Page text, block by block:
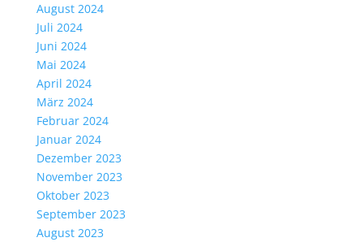
August 2024
Juli 2024
Juni 2024
Mai 2024
April 2024
März 2024
Februar 2024
Januar 2024
Dezember 2023
November 2023
Oktober 2023
September 2023
August 2023